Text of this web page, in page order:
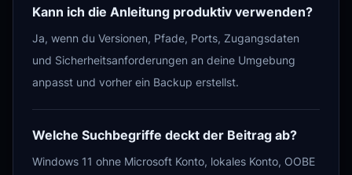
Kann ich die Anleitung produktiv verwenden?
Ja, wenn du Versionen, Pfade, Ports, Zugangsdaten
und Sicherheitsanforderungen an deine Umgebung
anpasst und vorher ein Backup erstellst.
Welche Suchbegriffe deckt der Beitrag ab?
Windows 11 ohne Microsoft Konto, lokales Konto, OOBE